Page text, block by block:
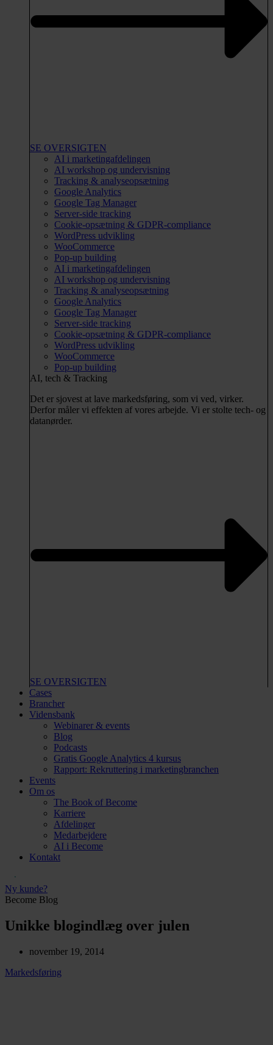
SE OVERSIGTEN
AI i marketingafdelingen
AI workshop og undervisning
Tracking & analyseopsætning
Google Analytics
Google Tag Manager
Server-side tracking
Cookie-opsætning & GDPR-compliance
WordPress udvikling
WooCommerce
Pop-up building
AI i marketingafdelingen
AI workshop og undervisning
Tracking & analyseopsætning
Google Analytics
Google Tag Manager
Server-side tracking
Cookie-opsætning & GDPR-compliance
WordPress udvikling
WooCommerce
Pop-up building
AI, tech & Tracking
Det er sjovest at lave markedsføring, som vi ved, virker.
Derfor måler vi effekten af vores arbejde. Vi er stolte tech- og
datanørder.
SE OVERSIGTEN
Cases
Brancher
Vidensbank
Webinarer & events
Blog
Podcasts
Gratis Google Analytics 4 kursus
Rapport: Rekruttering i marketingbranchen
Events
Om os
The Book of Become
Karriere
Afdelinger
Medarbejdere
AI i Become
Kontakt
Ny kunde?
Become Blog
Unikke blogindlæg over julen
november 19, 2014
Markedsføring